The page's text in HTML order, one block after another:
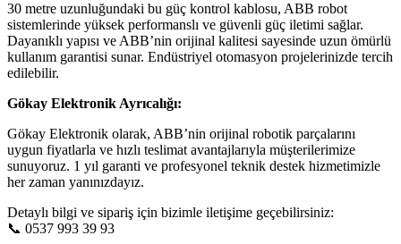
30 metre uzunluğundaki bu güç kontrol kablosu, ABB robot
sistemlerinde yüksek performanslı ve güvenli güç iletimi sağlar.
Dayanıklı yapısı ve ABB’nin orijinal kalitesi sayesinde uzun ömürlü
kullanım garantisi sunar. Endüstriyel otomasyon projelerinizde tercih
edilebilir.
Gökay Elektronik Ayrıcalığı:
Gökay Elektronik olarak, ABB’nin orijinal robotik parçalarını
uygun fiyatlarla ve hızlı teslimat avantajlarıyla müşterilerimize
sunuyoruz. 1 yıl garanti ve profesyonel teknik destek hizmetimizle
her zaman yanınızdayız.
Detaylı bilgi ve sipariş için bizimle iletişime geçebilirsiniz:
📞 0537 993 39 93